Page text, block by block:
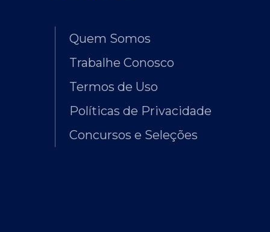
Quem Somos
Trabalhe Conosco
Termos de Uso
Políticas de Privacidade
Concursos e Seleções